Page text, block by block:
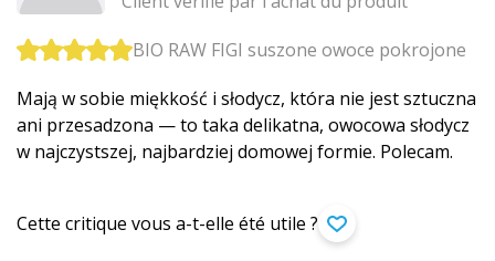
BIO RAW FIGI suszone owoce pokrojone
Mają w sobie miękkość i słodycz, która nie jest sztuczna
ani przesadzona — to taka delikatna, owocowa słodycz
w najczystszej, najbardziej domowej formie. Polecam.
Cette critique vous a-t-elle été utile ?